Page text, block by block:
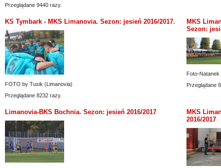
Przeglądane 9440 razy.
KS Tymbark - MKS Limanovia. Sezon: jesień 2016/2017.
FOTO by Tusik (Limanovia)
Przeglądane 8232 razy.
MKS
Sezon:
Foto-
Przeglądane
Limanovia-BKS Bochnia. Sezon: jesień 2016/2017
MKS
2016/2017